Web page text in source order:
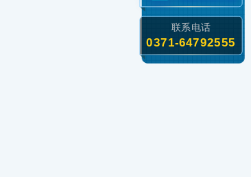
联系电话
0371-64792555